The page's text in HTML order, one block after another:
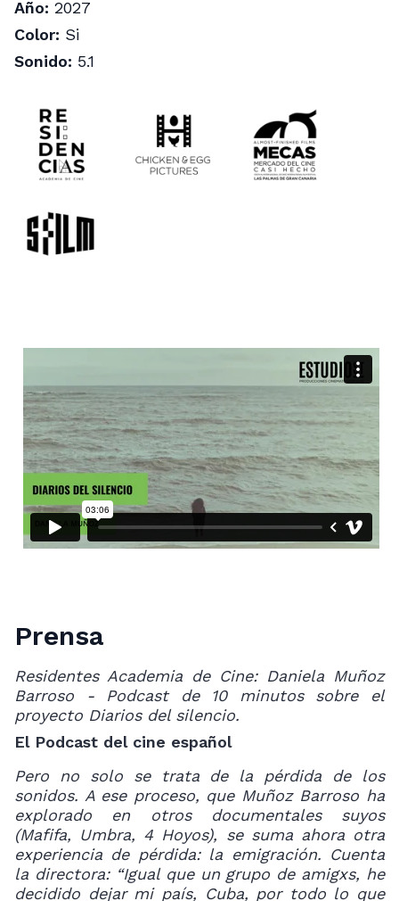
Año: 2027
Color: Si
Sonido: 5.1
Prensa
Residentes Academia de Cine: Daniela Muñoz
Barroso - Podcast de 10 minutos sobre el
proyecto Diarios del silencio.
El Podcast del cine español
Pero no solo se trata de la pérdida de los
sonidos. A ese proceso, que Muñoz Barroso ha
explorado en otros documentales suyos
(Mafifa, Umbra, 4 Hoyos), se suma ahora otra
experiencia de pérdida: la emigración. Cuenta
la directora: “Igual que un grupo de amigxs, he
decidido dejar mi país, Cuba, por todo lo que